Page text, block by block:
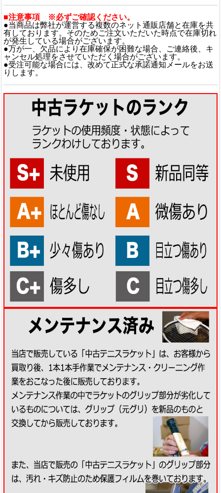
■注意事項 ※必ずご確認ください。
●当商品は弊社が運営する複数のネット通販店舗と在庫を共
有しております。そのためご注文いただいた時点で在庫切れ
が発生している場合がございます。
●万が一、欠品により在庫確保が困難な場合、ご連絡後、キ
ャンセル処理をさせていただく場合がございます。
●受注可能な場合には、改めて正式な承諾通知メールをお送
りします。